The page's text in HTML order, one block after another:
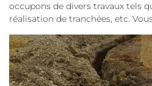
occupons de divers travaux tels
réalisation de tranchées, etc.